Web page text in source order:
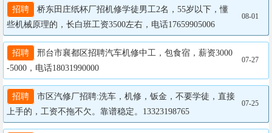
招聘
桥东田庄纸杯厂招机修学徒男工2名，55岁以下，懂
些机械原理的，长白班工资3500左右，电话17659905006
08-01
招聘
邢台市襄都区招聘汽车机修中工，包食宿，薪资3000
-5000，电话18031990000
07-27
招聘
市区汽修厂招聘:洗车，机修，钣金，不要学徒，直接
上手的，工资不拖不欠。靠谱稳定。13323198765
07-25